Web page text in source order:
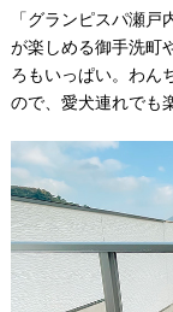
「グランピスパ瀬
が楽しめる御手洗町
ろもいっぱい。わん
ので、愛犬連れでも